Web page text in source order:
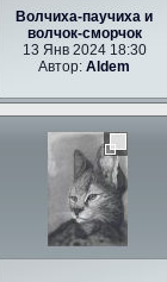
Волчиха-паучиха и
волчок-сморчок
13 Янв 2024 18:30
Автор:Aldem